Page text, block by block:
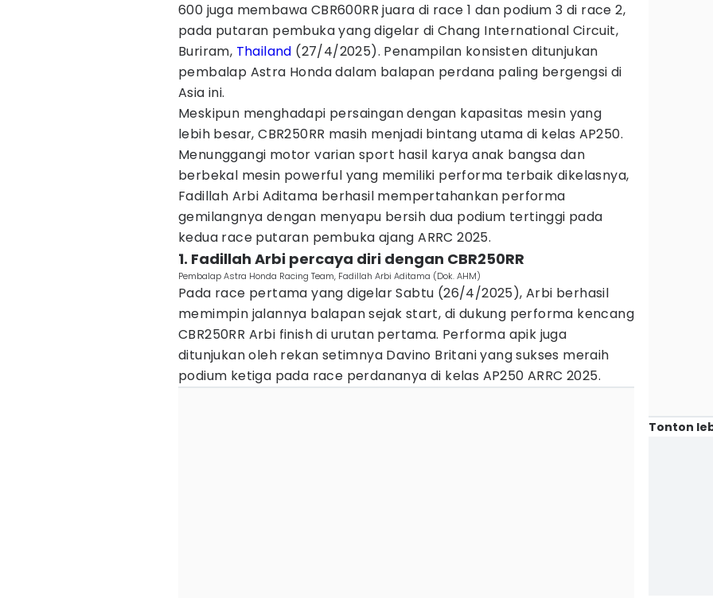
600 juga membawa CBR600RR juara di race 1 dan podium 3 di race 2,
pada putaran pembuka yang digelar di Chang International Circuit,
Buriram, Thailand (27/4/2025). Penampilan konsisten ditunjukan
pembalap Astra Honda dalam balapan perdana paling bergengsi di
Asia ini.
Meskipun menghadapi persaingan dengan kapasitas mesin yang
lebih besar, CBR250RR masih menjadi bintang utama di kelas AP250.
Menunggangi motor varian sport hasil karya anak bangsa dan
berbekal mesin powerful yang memiliki performa terbaik dikelasnya,
Fadillah Arbi Aditama berhasil mempertahankan performa
gemilangnya dengan menyapu bersih dua podium tertinggi pada
kedua race putaran pembuka ajang ARRC 2025.
1. Fadillah Arbi percaya diri dengan CBR250RR
Pembalap Astra Honda Racing Team, Fadillah Arbi Aditama (Dok. AHM)
Pada race pertama yang digelar Sabtu (26/4/2025), Arbi berhasil
memimpin jalannya balapan sejak start, di dukung performa kencang
CBR250RR Arbi finish di urutan pertama. Performa apik juga
ditunjukan oleh rekan setimnya Davino Britani yang sukses meraih
podium ketiga pada race perdananya di kelas AP250 ARRC 2025.
Tonton